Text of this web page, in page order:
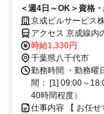
＜週4日～OK＞資格
代50代60代も活躍中
京成ビルサービス
アクセス 京成線内
時給1,330円
千葉県八千代市
勤務時間 ・勤務曜
間： [1] 09:00～
40時間程度）
仕事内容 【 お任せ